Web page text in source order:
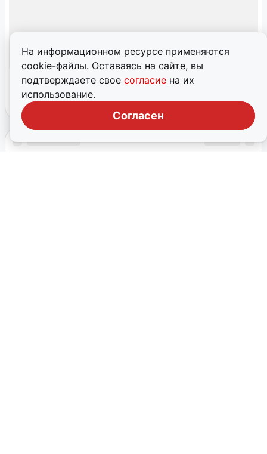
На информационном ресурсе применяются
cookie-файлы. Оставаясь на сайте, вы
подтверждаете свое согласие на их
использование.
Согласен